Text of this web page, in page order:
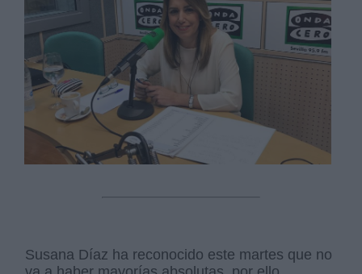
Susana Díaz ha reconocido este martes que no
Información adicional